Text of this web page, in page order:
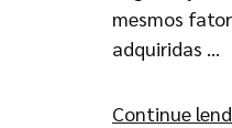
mesmos
adquiridas …
Continue